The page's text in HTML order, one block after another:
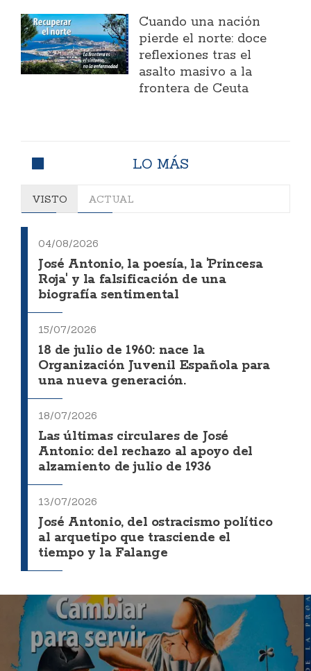
Cuando una nación
pierde el norte: doce
reflexiones tras el
asalto masivo a la
frontera de Ceuta
LO MÁS
VISTO ACTUAL
04/08/2026
José Antonio, la poesía, la 'Princesa
Roja' y la falsificación de una
biografía sentimental
15/07/2026
18 de julio de 1960: nace la
Organización Juvenil Española para
una nueva generación.
18/07/2026
Las últimas circulares de José
Antonio: del rechazo al apoyo del
alzamiento de julio de 1936
13/07/2026
José Antonio, del ostracismo político
al arquetipo que trasciende el
tiempo y la Falange